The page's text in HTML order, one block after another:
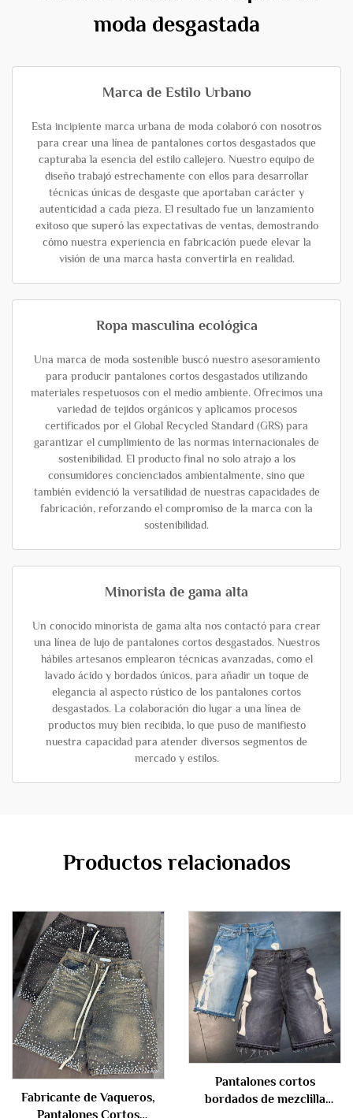
moda desgastada
Marca de Estilo Urbano
Esta incipiente marca urbana de moda colaboró con nosotros
para crear una línea de pantalones cortos desgastados que
capturaba la esencia del estilo callejero. Nuestro equipo de
diseño trabajó estrechamente con ellos para desarrollar
técnicas únicas de desgaste que aportaban carácter y
autenticidad a cada pieza. El resultado fue un lanzamiento
exitoso que superó las expectativas de ventas, demostrando
cómo nuestra experiencia en fabricación puede elevar la
visión de una marca hasta convertirla en realidad.
Ropa masculina ecológica
Una marca de moda sostenible buscó nuestro asesoramiento
para producir pantalones cortos desgastados utilizando
materiales respetuosos con el medio ambiente. Ofrecimos una
variedad de tejidos orgánicos y aplicamos procesos
certificados por el Global Recycled Standard (GRS) para
garantizar el cumplimiento de las normas internacionales de
sostenibilidad. El producto final no solo atrajo a los
consumidores concienciados ambientalmente, sino que
también evidenció la versatilidad de nuestras capacidades de
fabricación, reforzando el compromiso de la marca con la
sostenibilidad.
Minorista de gama alta
Un conocido minorista de gama alta nos contactó para crear
una línea de lujo de pantalones cortos desgastados. Nuestros
hábiles artesanos emplearon técnicas avanzadas, como el
lavado ácido y bordados únicos, para añadir un toque de
elegancia al aspecto rústico de los pantalones cortos
desgastados. La colaboración dio lugar a una línea de
productos muy bien recibida, lo que puso de manifiesto
nuestra capacidad para atender diversos segmentos de
mercado y estilos.
Productos relacionados
Fabricante de Vaqueros,
Pantalones Cortos
Pantalones cortos
bordados de mezclilla